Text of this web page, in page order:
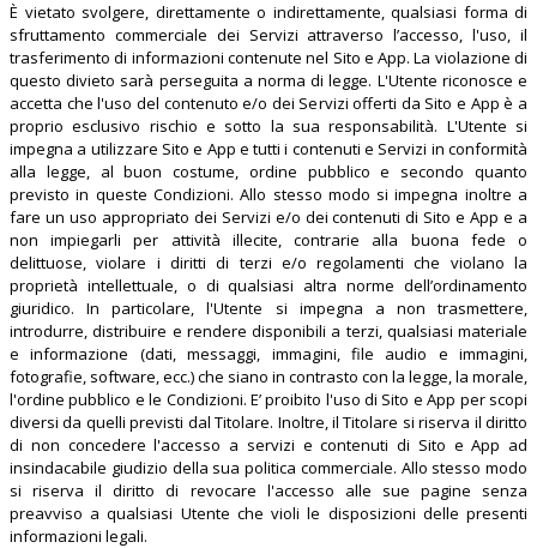
È vietato svolgere, direttamente o indirettamente, qualsiasi forma di
sfruttamento commerciale dei Servizi attraverso l’accesso, l'uso, il
trasferimento di informazioni contenute nel Sito e App. La violazione di
questo divieto sarà perseguita a norma di legge. L'Utente riconosce e
accetta che l'uso del contenuto e/o dei Servizi offerti da Sito e App è a
proprio esclusivo rischio e sotto la sua responsabilità. L'Utente si
impegna a utilizzare Sito e App e tutti i contenuti e Servizi in conformità
alla legge, al buon costume, ordine pubblico e secondo quanto
previsto in queste Condizioni. Allo stesso modo si impegna inoltre a
fare un uso appropriato dei Servizi e/o dei contenuti di Sito e App e a
non impiegarli per attività illecite, contrarie alla buona fede o
delittuose, violare i diritti di terzi e/o regolamenti che violano la
proprietà intellettuale, o di qualsiasi altra norme dell’ordinamento
giuridico. In particolare, l'Utente si impegna a non trasmettere,
introdurre, distribuire e rendere disponibili a terzi, qualsiasi materiale
e informazione (dati, messaggi, immagini, file audio e immagini,
fotografie, software, ecc.) che siano in contrasto con la legge, la morale,
l'ordine pubblico e le Condizioni. E’ proibito l'uso di Sito e App per scopi
diversi da quelli previsti dal Titolare. Inoltre, il Titolare si riserva il diritto
di non concedere l'accesso a servizi e contenuti di Sito e App ad
insindacabile giudizio della sua politica commerciale. Allo stesso modo
si riserva il diritto di revocare l'accesso alle sue pagine senza
preavviso a qualsiasi Utente che violi le disposizioni delle presenti
informazioni legali.